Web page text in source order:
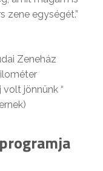
zene egységét.”
Zeneház
jönnünk “